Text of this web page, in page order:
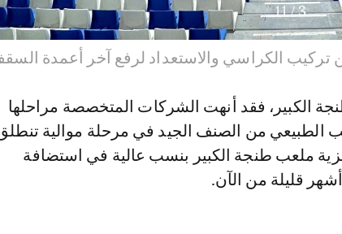
4
/
11
تركيب الكراسي والاستعداد لرفع آخر أعمدة
الكبير، فقد أنهت الشركات المتخصصة مراحلها
الطبيعي من الصنف الجيد في مرحلة موالية
ملعب طنجة الكبير بنسب عالية في استضافة
قليلة من الآن.